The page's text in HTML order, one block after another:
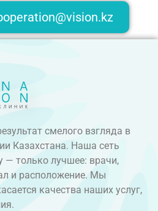
смелого взгляда в
Казахстана. Наша сеть
— только лучшее: врачи,
и расположение. Мы
качества наших услуг,